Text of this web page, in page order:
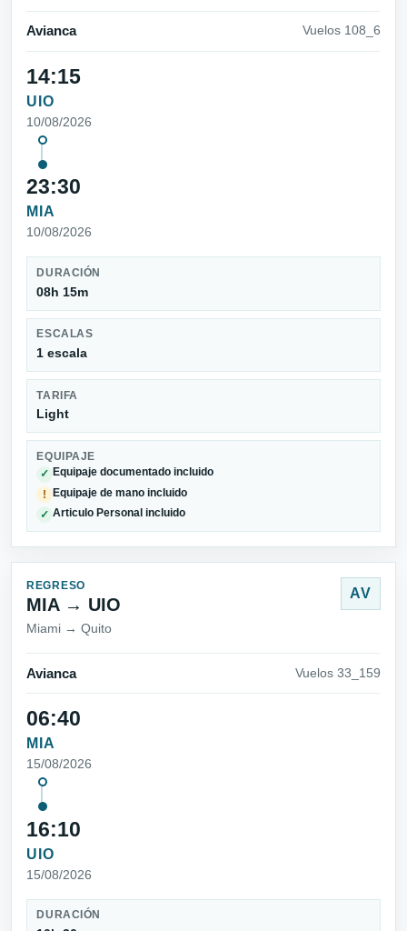
Avianca Vuelos 108_6
14:15
UIO
10/08/2026
23:30
MIA
10/08/2026
DURACIÓN
08h 15m
ESCALAS
1 escala
TARIFA
Light
EQUIPAJE
✓ Equipaje documentado incluido
! Equipaje de mano incluido
✓ Articulo Personal incluido
REGRESO
MIA → UIO
Miami → Quito
AV
Avianca Vuelos 33_159
06:40
MIA
15/08/2026
16:10
UIO
15/08/2026
DURACIÓN